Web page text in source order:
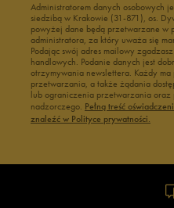
Administratorem danych osobowych
siedzibą w Krakowie (31-871), os.
powyżej dane będą przetwarzane w
administratora, za który uważa się
Podając swój adres mailowy
handlowych. Podanie danych jest
otrzymywania newslettera. Każdy
przetwarzania, a także żądania
lub ograniczenia przetwarzania oraz
nadzorczego. Pełną treść
znaleźć w Polityce prywatności.